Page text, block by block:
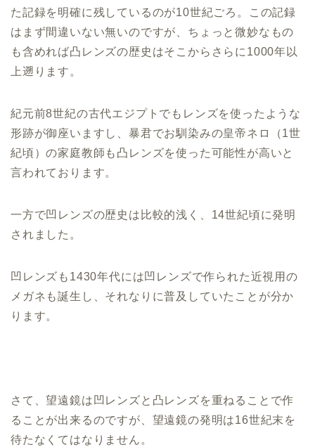
た記録を明確に残しているのが10世紀ごろ。この記録
はまず間違いない無いのですが、ちょっと微妙なもの
も含めれば凸レンズの歴史はそこからさらに1000年以
上遡ります。
紀元前8世紀の古代エジプトでもレンズを使ったような
形跡が御座いますし、暴君でお馴染みの皇帝ネロ（1世
紀頃）の家庭教師も凸レンズを使った可能性が高いと
言われております。
一方で凹レンズの歴史は比較的浅く、14世紀頃に発明
されました。
凹レンズも1430年代には凹レンズで作られた近視用の
メガネも誕生し、それなりに普及していたことが分か
ります。
さて、望遠鏡は凹レンズと凸レンズを重ねることで作
ることが出来るのですが、望遠鏡の発明は16世紀末を
待たなくてはなりません。